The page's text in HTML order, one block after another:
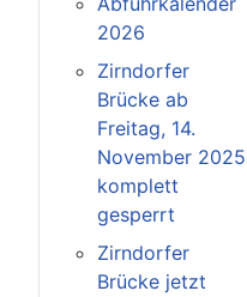
2026
Zirndorfer
Brücke ab
Freitag, 14.
November 2025
komplett
gesperrt
Zirndorfer
Brücke jetzt